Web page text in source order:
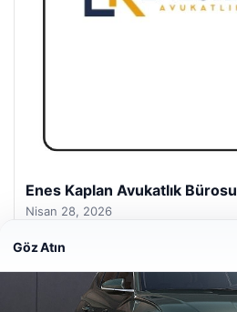
Enes Kaplan Avukatlık Bürosu
Nisan 28, 2026
Göz Atın